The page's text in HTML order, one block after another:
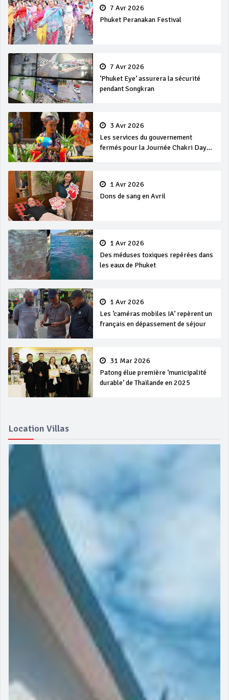
7 Avr 2026
Phuket Peranakan Festival
7 Avr 2026
‘Phuket Eye’ assurera la sécurité
pendant Songkran
3 Avr 2026
Les services du gouvernement
fermés pour la Journée Chakri Day
1 Avr 2026
Dons de sang en Avril
1 Avr 2026
Des méduses toxiques repérées dans
les eaux de Phuket
1 Avr 2026
Les ‘caméras mobiles IA’ repèrent un
français en dépassement de séjour
31 Mar 2026
Patong élue première ‘municipalité
durable’ de Thaïlande en 2025
Location Villas